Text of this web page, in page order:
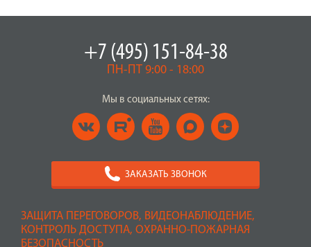
ЗАЩИТА ПЕРЕГОВОРОВ, ВИДЕОНАБЛЮДЕНИЕ,
КОНТРОЛЬ ДОСТУПА, ОХРАННО-ПОЖАРНАЯ
БЕЗОПАСНОСТЬ
+7 (495) 151-84-38
ПН-ПТ 9:00 - 18:00
Мы в социальных сетях:
ЗАКАЗАТЬ ЗВОНОК